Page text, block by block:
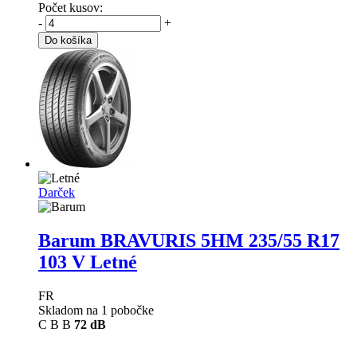
Počet kusov:
-
+
Do košíka
Darček
Barum BRAVURIS 5HM 235/55 R17
103 V Letné
FR
Skladom na 1 pobočke
C B B 72 dB